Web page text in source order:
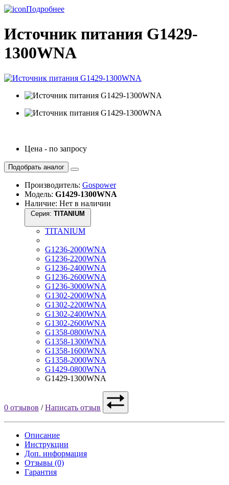
Подробнее
Источник питания G1429-
1300WNA
Цена - по запросу
Подобрать аналог
Производитель: Gospower
Модель: G1429-1300WNA
Наличие: Нет в наличии
Серия:
TITANIUM
G1236-2000WNA
G1236-2200WNA
G1236-2400WNA
G1236-2600WNA
G1236-3000WNA
G1302-2000WNA
G1302-2200WNA
G1302-2400WNA
G1302-2600WNA
G1358-0800WNA
G1358-1300WNA
G1358-1600WNA
G1358-2000WNA
G1429-0800WNA
G1429-1300WNA
0 отзывов /Написать отзыв
Описание
Инструкции
Доп. информация
Отзывы (0)
Гарантия